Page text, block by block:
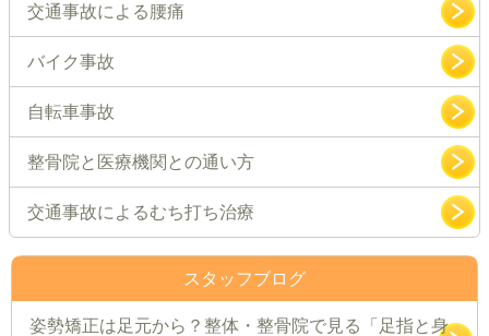
交通事故による腰痛
バイク事故
自転車事故
整骨院と医療機関との通い方
交通事故によるむち打ち治療
スタッフブログ
姿勢矯正は足元から？整体・整骨院で見る「足指と身